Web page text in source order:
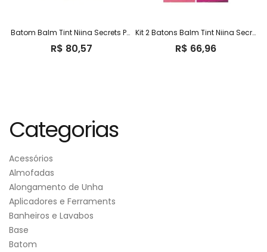
Batom Balm Tint Niina Secrets Ph Eudora – 3 Unidades
R$ 80,57
Kit 2 Batons Balm Tint Niina Secrets Rosa Paris + Vinho Tóquio
R$ 66,96
Categorias
Acessórios
Almofadas
Alongamento de Unha
Aplicadores e Ferraments
Banheiros e Lavabos
Base
Batom